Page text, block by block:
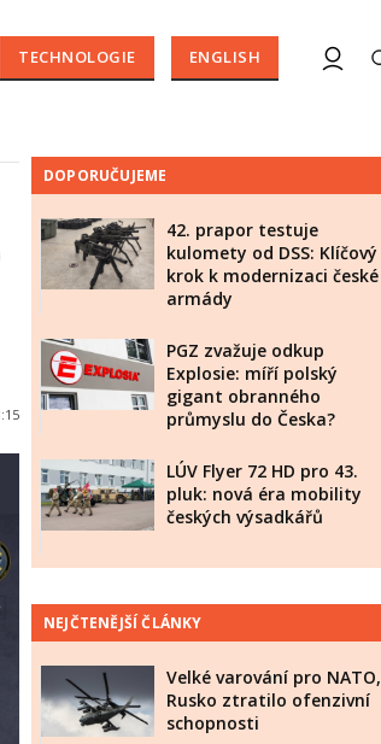
TECHNOLOGIE ENGLISH
DOPORUČUJEME
42. prapor testuje
kulomety od DSS: Klíčový
krok k modernizaci české
armády
PGZ zvažuje odkup
Explosie: míří polský
gigant obranného
průmyslu do Česka?
LÚV Flyer 72 HD pro 43.
pluk: nová éra mobility
českých výsadkářů
NEJČTENĚJŠÍ ČLÁNKY
Velké varování pro NATO,
Rusko ztratilo ofenzivní
schopnosti